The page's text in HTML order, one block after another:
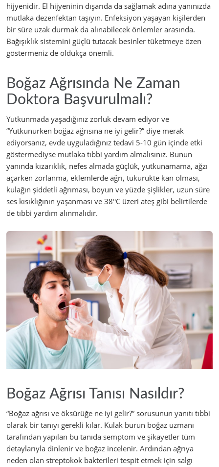
hijyenidir. El hijyeninin dışarıda da sağlamak adına yanınızda
mutlaka dezenfektan taşıyın. Enfeksiyon yaşayan kişilerden
bir süre uzak durmak da alınabilecek önlemler arasında.
Bağışıklık sistemini güçlü tutacak besinler tüketmeye özen
göstermeniz de oldukça önemli.
Boğaz Ağrısında Ne Zaman
Doktora Başvurulmalı?
Yutkunmada yaşadığınız zorluk devam ediyor ve
“Yutkunurken boğaz ağrısına ne iyi gelir?” diye merak
ediyorsanız, evde uyguladığınız tedavi 5-10 gün içinde etki
göstermediyse mutlaka tıbbi yardım almalısınız. Bunun
yanında kızarıklık, nefes almada güçlük, yutkunamama, ağzı
açarken zorlanma, eklemlerde ağrı, tükürükte kan olması,
kulağın şiddetli ağrıması, boyun ve yüzde şişlikler, uzun süre
ses kısıklığının yaşanması ve 38°C üzeri ateş gibi belirtilerde
de tıbbi yardım alınmalıdır.
Boğaz Ağrısı Tanısı Nasıldır?
“Boğaz ağrısı ve öksürüğe ne iyi gelir?” sorusunun yanıtı tıbbi
olarak bir tanıyı gerekli kılar. Kulak burun boğaz uzmanı
tarafından yapılan bu tanıda semptom ve şikayetler tüm
detaylarıyla dinlenir ve boğaz incelenir. Ardından ağrıya
neden olan streptokok bakterileri tespit etmek için salgı